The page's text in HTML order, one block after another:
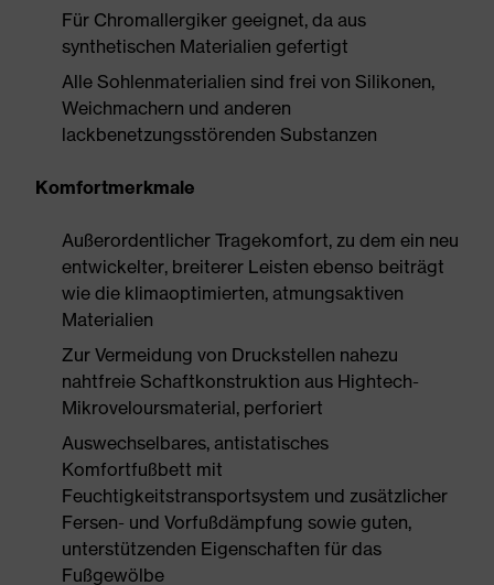
Für Chromallergiker geeignet, da aus
synthetischen Materialien gefertigt
Alle Sohlenmaterialien sind frei von Silikonen,
Weichmachern und anderen
lackbenetzungsstörenden Substanzen
Komfortmerkmale
Außerordentlicher Tragekomfort, zu dem ein neu
entwickelter, breiterer Leisten ebenso beiträgt
wie die klimaoptimierten, atmungsaktiven
Materialien
Zur Vermeidung von Druckstellen nahezu
nahtfreie Schaftkonstruktion aus Hightech-
Mikroveloursmaterial, perforiert
Auswechselbares, antistatisches
Komfortfußbett mit
Feuchtigkeitstransportsystem und zusätzlicher
Fersen- und Vorfußdämpfung sowie guten,
unterstützenden Eigenschaften für das
Fußgewölbe